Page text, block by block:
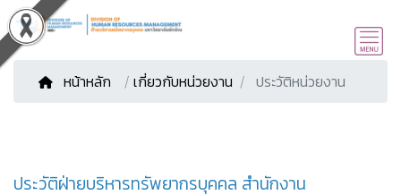
หน้าหลัก / เกี่ยวกับหน่วยงาน ประวัติหน่วยงาน
ประวัติฝ่ายบริหารทรัพยากรบุคคล สำนักงาน